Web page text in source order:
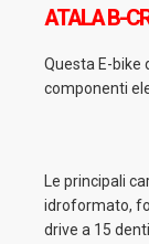
ATALA B-
Questa E-bike
componenti
Le principali
idroformato,
drive a 15